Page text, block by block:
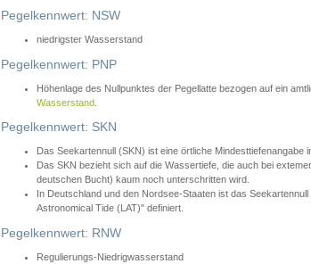
Pegelkennwert: NSW
niedrigster Wasserstand
Pegelkennwert: PNP
Höhenlage des Nullpunktes der Pegellatte bezogen auf ein
Wasserstand
Pegelkennwert: SKN
Das Seekartennull (SKN) ist eine örtliche Mindesttiefenangabe
Das SKN bezieht sich auf die Wassertiefe, die auch bei
deutschen Bucht) kaum noch unterschritten wird.
In Deutschland und den Nordsee-Staaten ist das
Astronomical Tide (LAT)" definiert.
Pegelkennwert: RNW
Regulierungs-Niedrigwasserstand